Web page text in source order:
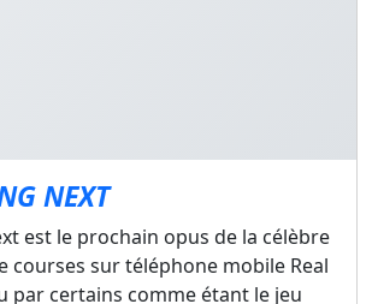
NEXT
est le prochain opus de la célèbre
courses sur téléphone mobile Real
par certains comme étant le jeu